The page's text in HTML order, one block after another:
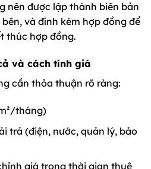
nên được lập thành biên bản
và đính kèm hợp đồng để
thúc hợp đồng.
và cách tính giá
cần thỏa thuận rõ ràng:
tháng)
trả (điện, nước, quản lý, bảo
giá trong thời gian thuê